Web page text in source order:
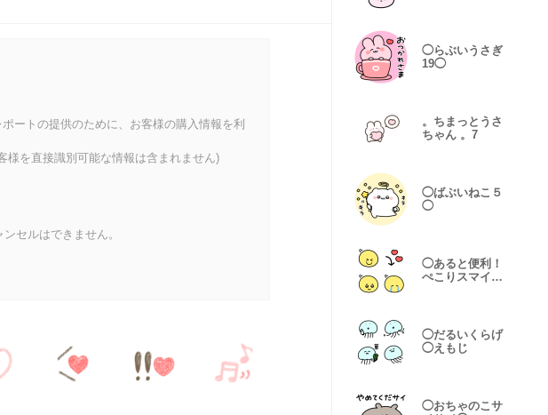
ートの提供のために、お客様の購入情報を利
様を直接識別可能な情報は含まれません)
セルはできません。
◯らぶいうさぎ
19◯
。ちまっとうさ
ちゃん 。7
◯ばぶいねこ５
◯
◯あると便利！
ぺこりスマイル
◯だるいくらげ
◯えもじ
◯おちゃのこサ